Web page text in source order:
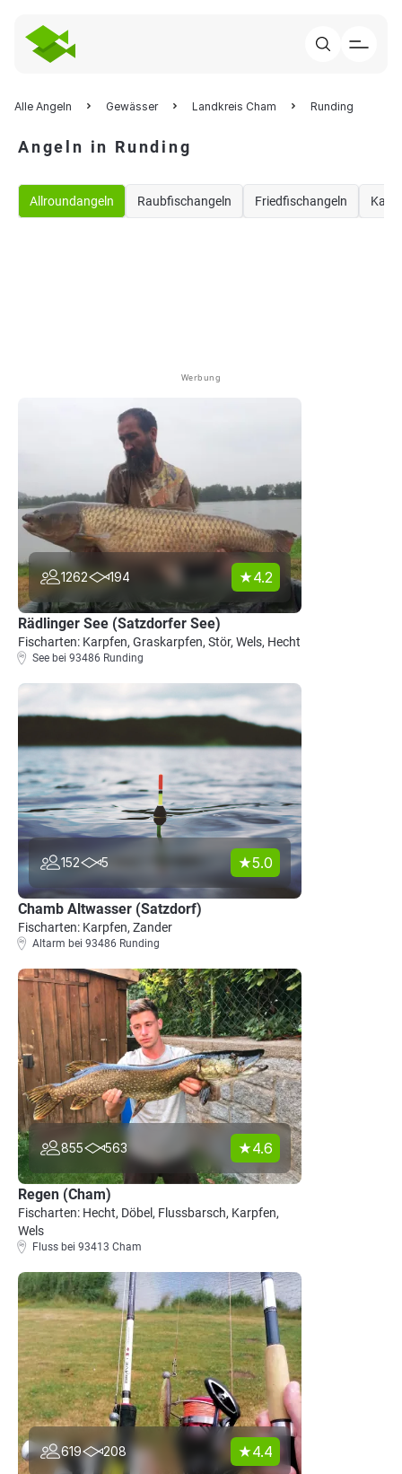
Alle Angeln Gewässer Landkreis Cham Runding
Angeln in Runding
Allroundangeln Raubfischangeln Friedfischangeln
Werbung
1262 194 4.2
Rädlinger See (Satzdorfer See)
Fischarten: Karpfen, Graskarpfen, Stör, Wels, Hecht
See bei 93486 Runding
152 5 5.0
Chamb Altwasser (Satzdorf)
Fischarten: Karpfen, Zander
Altarm bei 93486 Runding
855 563 4.6
Regen (Cham)
Fischarten: Hecht, Döbel, Flussbarsch, Karpfen,
Wels
Fluss bei 93413 Cham
619 208 4.4